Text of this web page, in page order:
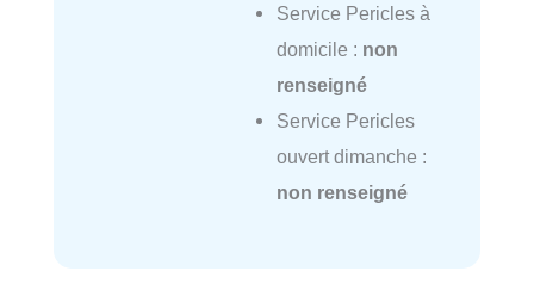
Service Pericles à
domicile : non
renseigné
Service Pericles
ouvert dimanche :
non renseigné